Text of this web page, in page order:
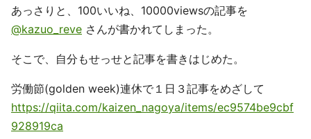
あっさりと、100いいね、10000viewsの記事を
@kazuo_reve さんが書かれてしまった。
そこで、自分もせっせと記事を書きはじめた。
労働節(golden week)連休で１日３記事をめざして
https://qiita.com/kaizen_nagoya/items/ec9574be9cbf
928919ca